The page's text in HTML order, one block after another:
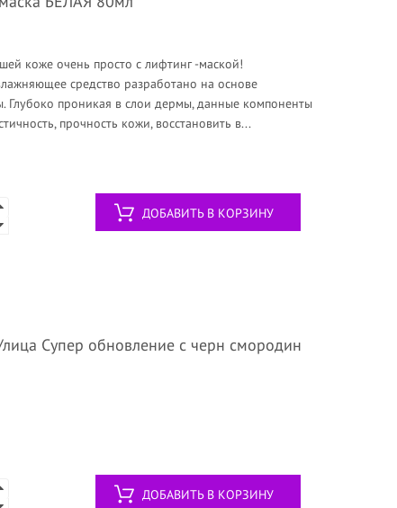
коже очень просто с лифтинг -маской!
средство разработано на основе
Глубоко проникая в слои дермы, данные компоненты
прочность кожи, восстановить в...
ДОБАВИТЬ В КОРЗИНУ
Супер обновление с черн смородин
ДОБАВИТЬ В КОРЗИНУ